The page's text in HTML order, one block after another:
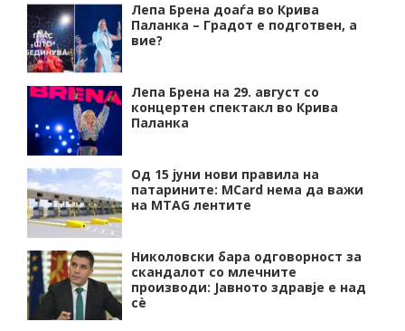
Лепа Брена доаѓа во Крива
Паланка – Градот е подготвен, а
вие?
Лепа Брена на 29. август со
концертен спектакл во Крива
Паланка
Од 15 јуни нови правила на
патарините: MCard нема да важи
на MTAG лентите
Николовски бара одговорност за
скандалот со млечните
производи: Јавното здравје е над
сѐ